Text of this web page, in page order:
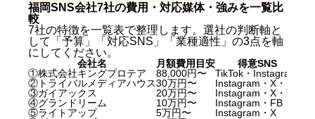
福岡SNS会社7社の費用・対応媒体・強みを一覧比
較
7社の特徴を一覧表で整理します。選社の判断軸と
して「予算」「対応SNS」「業種適性」の3点を軸
にしてください。
会社名 月額費用目安 得意SNS
①株式会社キングプロテア
88,000円〜 TikTok・Instagram
②トライバルメディアハウス30万円〜 Instagram・X・FB
③ガイアックス
20万円〜 Instagram・X・YT
④グランドリーム
10万円〜 Instagram・FB
⑤ライトアップ
5万円〜 Instagram・X
九州対応）
④株式会社グランドリーム（福岡拠点）
⑤株式会社ライトアップ（東京拠点・九州対応）
⑥株式会社ビーキャップ（福岡拠点）
⑦株式会社ベクトル（東京拠点・九州展開）
福岡SNS会社7社の費用・対応媒体・強みを一覧比較
福岡SNS会社への依頼でよくある失敗パターンと対策